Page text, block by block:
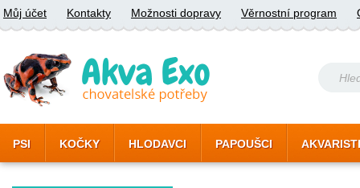
Můj účet Kontakty Možnosti dopravy Věrnostní program
PSI KOČKY HLODAVCI PAPOUŠCI